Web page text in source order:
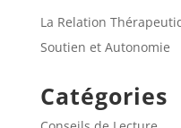
La Relation
Soutien et Autonomie
Catégories